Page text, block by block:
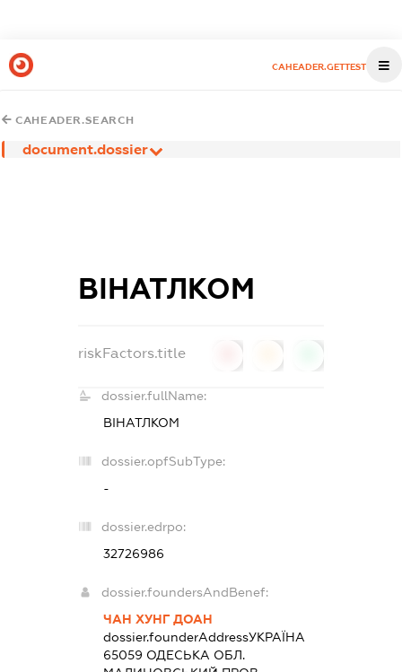
CAHEADER.GETTEST
CAHEADER.SEARCH
document.dossier
ВІНАТЛКОМ
riskFactors.title
dossier.fullName:
ВІНАТЛКОМ
dossier.opfSubType:
-
dossier.edrpo:
32726986
dossier.foundersAndBenef:
ЧАН ХУНГ ДОАН
dossier.founderAddressУКРАЇНА
65059 ОДЕСЬКА ОБЛ.